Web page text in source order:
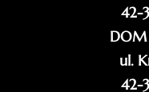
42-
DOM
ul.
42-